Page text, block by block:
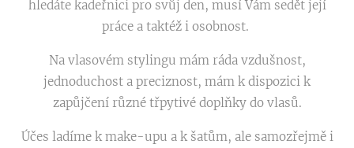
hledáte kadeřnici pro svůj den, musí Vám sedět její
práce a taktéž i osobnost.
Na vlasovém stylingu mám ráda vzdušnost,
jednoduchost a preciznost, mám k dispozici k
zapůjčení různé třpytivé doplňky do vlasů.
Účes ladíme k make-upu a k šatům, ale samozřejmě i